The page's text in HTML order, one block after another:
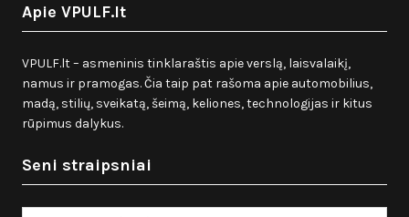
Apie VPULF.lt
VPULF.lt – asmeninis tinklaraštis apie verslą, laisvalaikį,
namus ir pramogas. Čia taip pat rašoma apie automobilius,
madą, stilių, sveikatą, šeimą, keliones, technologijas ir kitus
rūpimus dalykus.
Seni straipsniai